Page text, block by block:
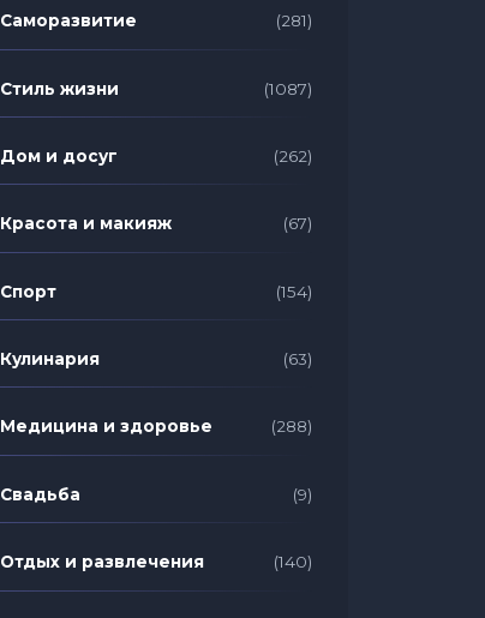
Саморазвитие (281)
Стиль жизни (1087)
Дом и досуг (262)
Красота и макияж (67)
Спорт (154)
Кулинария (63)
Медицина и здоровье (288)
Свадьба (9)
Отдых и развлечения (140)